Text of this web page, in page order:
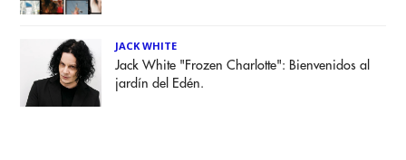
JACK WHITE
Jack White "Frozen Charlotte": Bienvenidos al
jardín del Edén.